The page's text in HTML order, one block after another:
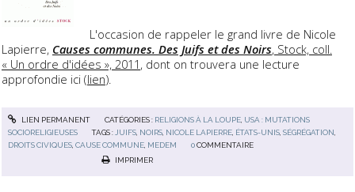
L'occasion de rappeler le grand livre de Nicole
Lapierre, Causes communes. Des Juifs et des Noirs, Stock, coll.
« Un ordre d'idées », 2011 , dont on trouvera une lecture
approfondie ici (lien).
LIEN PERMANENT CATÉGORIES : RELIGIONS À LA LOUPE, USA : MUTATIONS
SOCIORELIGIEUSES
TAGS :JUIFS, NOIRS, NICOLE LAPIERRE, ÉTATS-UNIS,SÉGRÉGATION,
DROITS CIVIQUES,CAUSE COMMUNE, MEDEM 0 COMMENTAIRE
IMPRIMER